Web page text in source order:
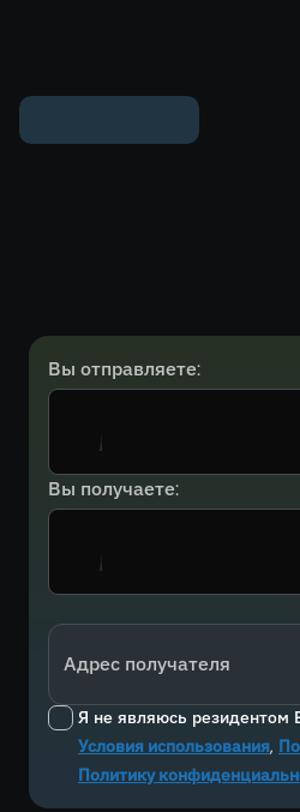
Вы отправляете:
Вы получаете:
Адрес получателя
Я не являюсь резидентом
Условия использования,
Политику